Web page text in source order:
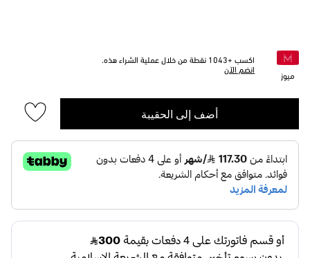
ميوز
اكسب +1043 نقطة من خلال عملية الشراء هذه.
انضم الآن
أضف إلى الحقيبة